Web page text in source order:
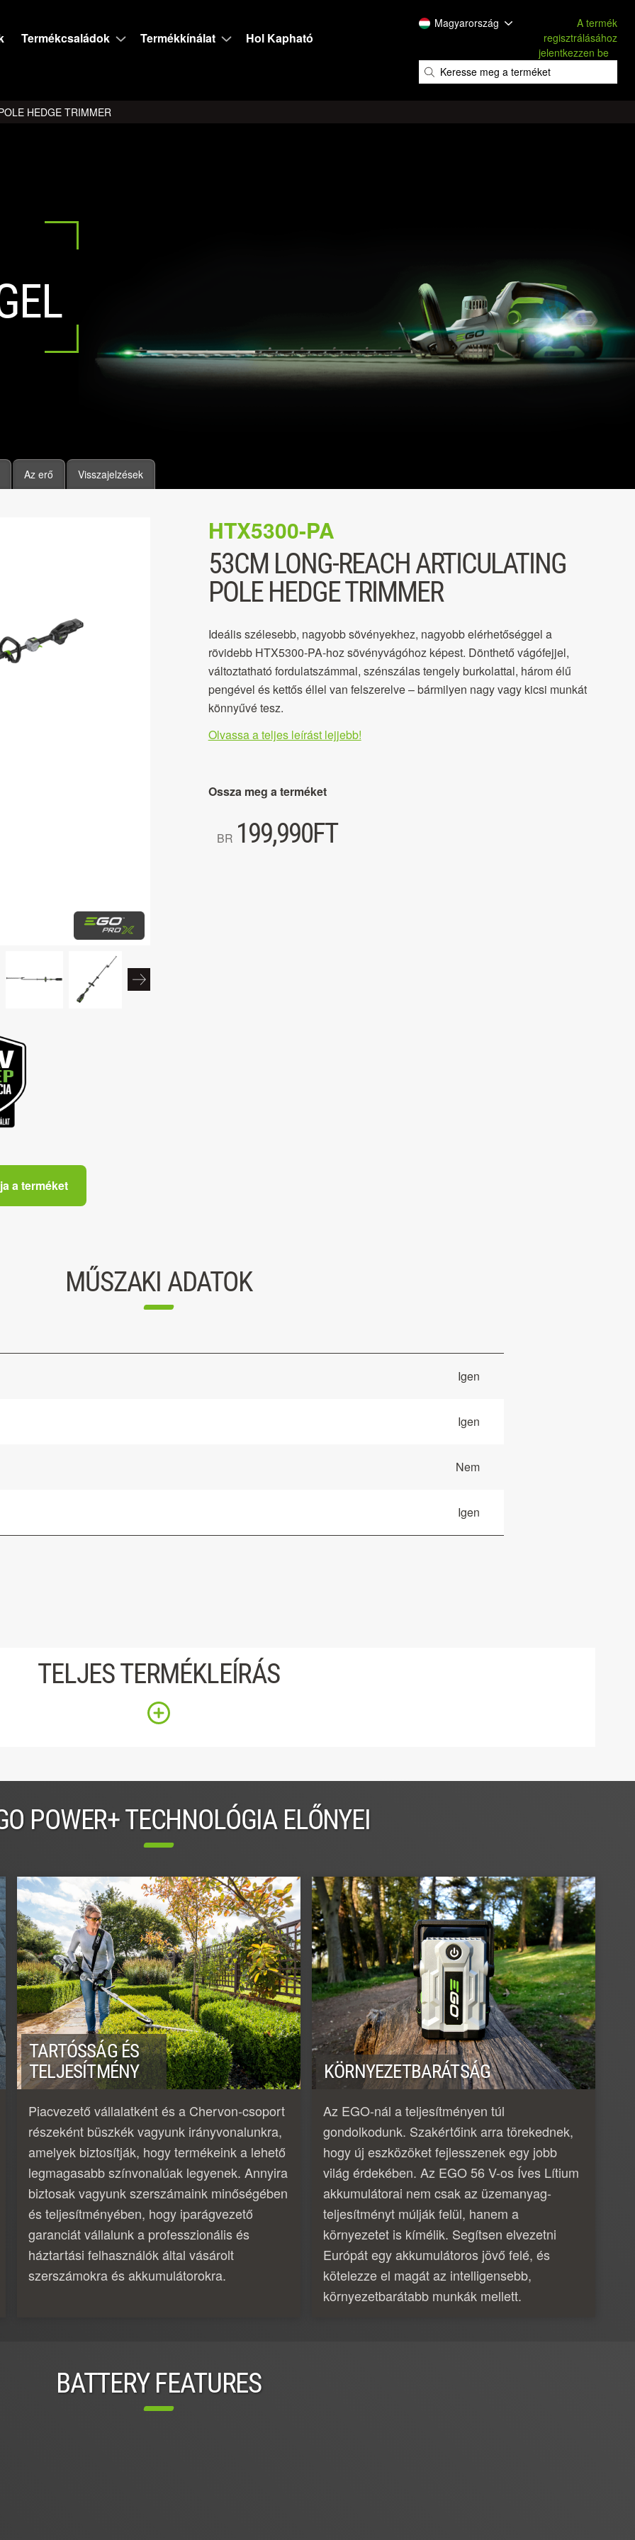
Termékcsaládok Termékkínálat Hol Kapható
Magyarország
A termék
regisztrálásához
jelentkezzen be
HEDGE TRIMMER
Az erő Visszajelzések
a terméket
HTX5300-PA
53CM LONG-REACH ARTICULATING
POLE HEDGE TRIMMER
Ideális szélesebb, nagyobb sövényekhez, nagyobb elérhetőséggel a
rövidebb HTX5300-PA-hoz sövényvágóhoz képest. Dönthető vágófejjel,
változtatható fordulatszámmal, szénszálas tengely burkolattal, három élű
pengével és kettős éllel van felszerelve – bármilyen nagy vagy kicsi munkát
könnyűvé tesz.
Olvassa a teljes leírást lejjebb!
Ossza meg a terméket
BR 199,990FT
MŰSZAKI ADATOK
Igen
Igen
Nem
Igen
TELJES TERMÉKLEÍRÁS
POWER+ TECHNOLÓGIA ELŐNYEI
TARTÓSSÁG ÉS
TELJESÍTMÉNY
Piacvezető vállalatként és a Chervon-csoport
részeként büszkék vagyunk irányvonalunkra,
amelyek biztosítják, hogy termékeink a lehető
legmagasabb színvonalúak legyenek. Annyira
biztosak vagyunk szerszámaink minőségében
és teljesítményében, hogy iparágvezető
garanciát vállalunk a professzionális és
háztartási felhasználók által vásárolt
szerszámokra és akkumulátorokra.
KÖRNYEZETBARÁTSÁG
Az EGO-nál a teljesítményen túl
gondolkodunk. Szakértőink arra törekednek,
hogy új eszközöket fejlesszenek egy jobb
világ érdekében. Az EGO 56 V-os Íves Lítium
akkumulátorai nem csak az üzemanyag-
teljesítményt múlják felül, hanem a
környezetet is kímélik. Segítsen elvezetni
Európát egy akkumulátoros jövő felé, és
kötelezze el magát az intelligensebb,
környezetbarátabb munkák mellett.
BATTERY FEATURES